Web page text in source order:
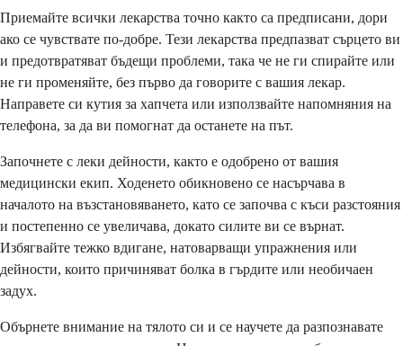
Приемайте всички лекарства точно както са предписани, дори
ако се чувствате по-добре. Тези лекарства предпазват сърцето ви
и предотвратяват бъдещи проблеми, така че не ги спирайте или
не ги променяйте, без първо да говорите с вашия лекар.
Направете си кутия за хапчета или използвайте напомняния на
телефона, за да ви помогнат да останете на път.
Започнете с леки дейности, както е одобрено от вашия
медицински екип. Ходенето обикновено се насърчава в
началото на възстановяването, като се започва с къси разстояния
и постепенно се увеличава, докато силите ви се върнат.
Избягвайте тежко вдигане, натоварващи упражнения или
дейности, които причиняват болка в гърдите или необичаен
задух.
Обърнете внимание на тялото си и се научете да разпознавате